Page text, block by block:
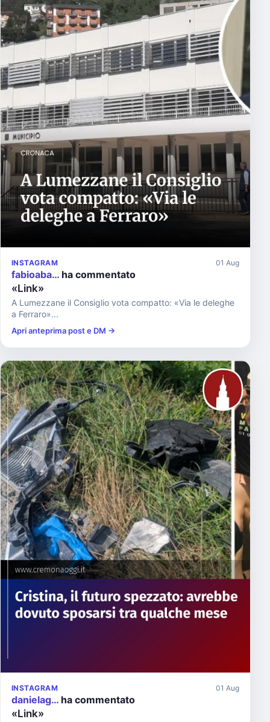
INSTAGRAM 01 Aug
fabioaba… ha commentato
«Link»
A Lumezzane il Consiglio vota compatto: «Via le deleghe
a Ferraro»...
Apri anteprima post e DM →
INSTAGRAM 01 Aug
danielag… ha commentato
«Link»